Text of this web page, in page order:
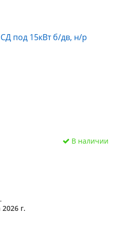
В наличии
2026 г.